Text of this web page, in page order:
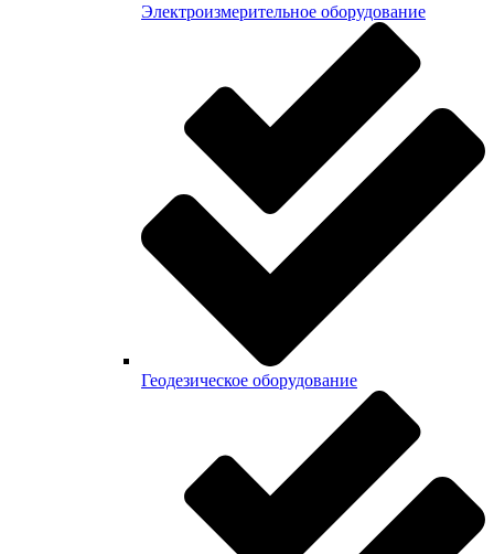
Электроизмерительное оборудование
Геодезическое оборудование